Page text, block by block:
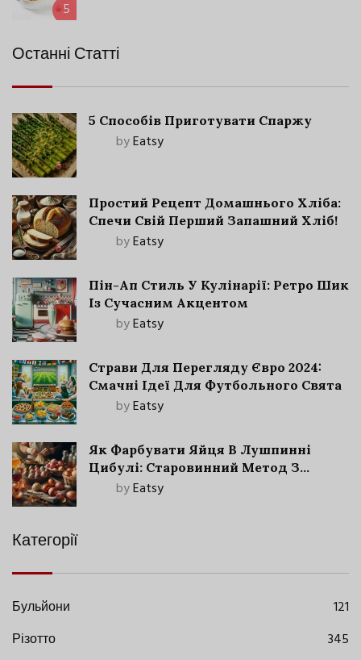
5
Останні Статті
5 Способів Приготувати Спаржу
byEatsy
Простий Рецепт Домашнього Хліба:
Спечи Свій Перший Запашний Хліб!
byEatsy
Пін-Ап Стиль У Кулінарії: Ретро Шик
Із Сучасним Акцентом
byEatsy
Страви Для Перегляду Євро 2024:
Смачні Ідеї Для Футбольного Свята
byEatsy
Як Фарбувати Яйця В Лушпинні
Цибулі: Старовинний Метод З
Сучасними Нюансами
byEatsy
Категорії
Бульйони
121
Різотто
345